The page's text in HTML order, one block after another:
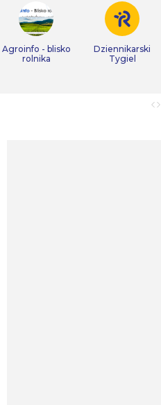
Agroinfo - blisko
rolnika
Dziennikarski
Tygiel